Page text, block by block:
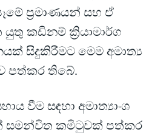
ප්‍රමාණයන් සහ ඒ
කඩිනම් ක්‍රියාමාර්ග
සිදුකිරීමට මෙම අමාත්‍ය
පත්කර තිබේ.
වීම සඳහා අමාත්‍යාංශ
කමිටුවක් පත්කර